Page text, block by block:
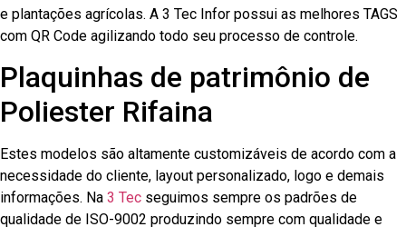
e plantações agrícolas. A 3 Tec Infor possui as melhores TAGS
com QR Code agilizando todo seu processo de controle.
Plaquinhas de patrimônio de
Poliester Rifaina
Estes modelos são altamente customizáveis de acordo com a
necessidade do cliente, layout personalizado, logo e demais
informações. Na 3 Tec seguimos sempre os padrões de
qualidade de ISO-9002 produzindo sempre com qualidade e